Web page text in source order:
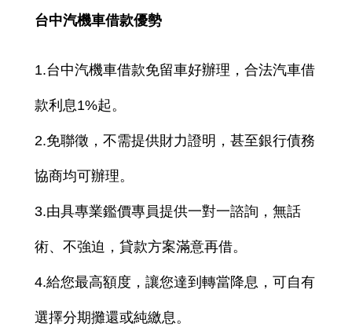
台中汽機車借款優勢
1.台中汽機車借款免留車好辦理，合法汽車借
款利息1%起。
2.免聯徵，不需提供財力證明，甚至銀行債務
協商均可辦理。
3.由具專業鑑價專員提供一對一諮詢，無話
術、不強迫，貸款方案滿意再借。
4.給您最高額度，讓您達到轉當降息，可自有
選擇分期攤還或純繳息。